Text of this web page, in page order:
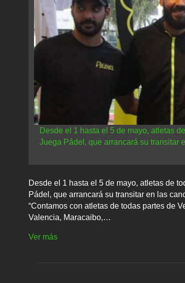
Desde el 1 hasta el 5 de mayo, atletas
Juega Pádel, que arrancará su transitar
Desde el 1 hasta el 5 de mayo, atletas de
Pádel, que arrancará su transitar en las
“Contamos con atletas de todas partes de
Valencia, Maracaibo,…
Ver más